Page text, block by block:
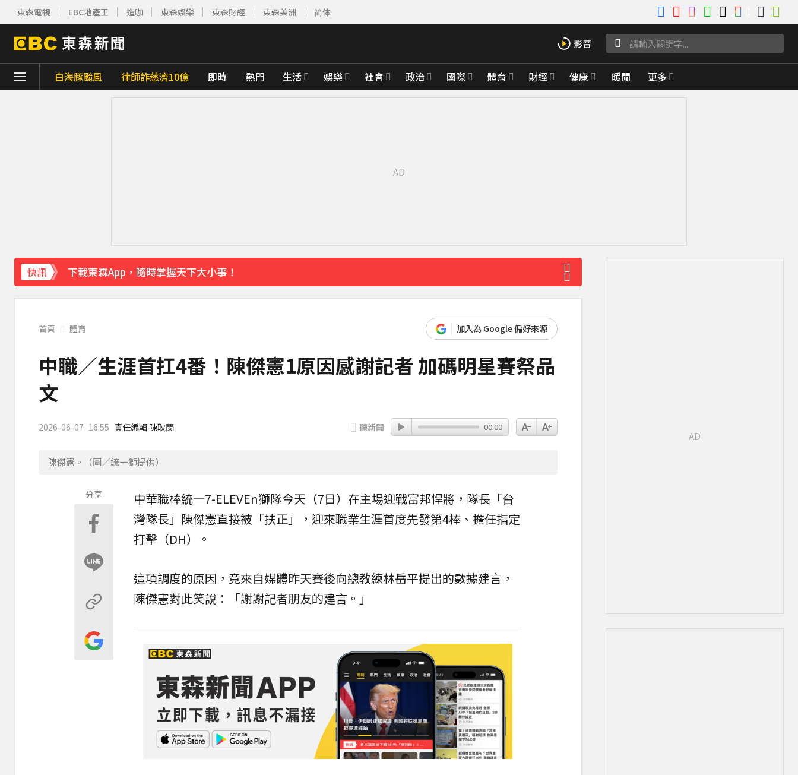
東森電視 EBC地產王 造咖 東森娛樂 東森財經 東森美洲 简体
白海豚颱風 律師詐慈濟10億 即時 熱門 生活 娛樂 社會 政治 國際 體育 財經 健康 暖聞 更多
快訊
下載東森App，隨時掌握天下大小事！
《理財達人秀》X 安聯投信免費講座報名中！搶先卡位 2027
首頁 體育 加入為 Google 偏好來源
中職／生涯首扛4番！陳傑憲1原因感謝記者 加碼明星賽祭品
文
2026-06-07 16:55 責任編輯 陳耿閔 聽新聞 00:00
陳傑憲。（圖／統一獅提供）
分享 中華職棒統一7-ELEVEn獅隊今天（7日）在主場迎戰富邦悍將，隊長「台
灣隊長」 陳傑憲直接被「扶正」，迎來職業生涯首度先發第4棒、擔任指定
打擊（DH）。
這項調度的原因，竟來自媒體昨天賽後向總教練林岳平提出的數據建言，
陳傑憲對此笑說：「謝謝記者朋友的建言。」